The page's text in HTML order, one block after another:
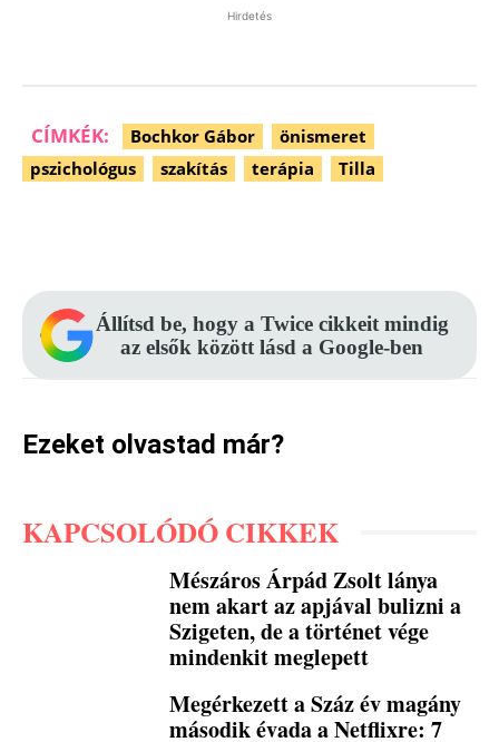
Hirdetés
CÍMKÉK: Bochkor Gábor
önismeret
pszichológus
szakítás terápia Tilla
Állítsd be, hogy a Twice cikkeit mindig
az elsők között lásd a Google-ben
Ezeket olvastad már?
KAPCSOLÓDÓ CIKKEK
Mészáros Árpád Zsolt lánya
nem akart az apjával bulizni a
Szigeten, de a történet vége
mindenkit meglepett
Megérkezett a Száz év magány
második évada a Netflixre: 7